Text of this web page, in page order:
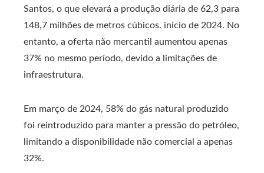
Santos, o que elevará a produção diária de 62,3 para
148,7 milhões de metros cúbicos. início de 2024. No
entanto, a oferta não mercantil aumentou apenas
37% no mesmo período, devido a limitações de
infraestrutura.
Em março de 2024, 58% do gás natural produzido
foi reintroduzido para manter a pressão do petróleo,
limitando a disponibilidade não comercial a apenas
32%.